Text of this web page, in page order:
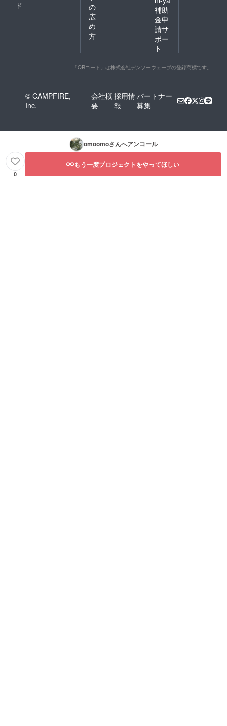
ド
の
広
め
方
補助
金申
請サ
ポー
ト
「QRコード」は株式会社デンソーウェーブの登録商標です。
© CAMPFIRE,
Inc.
会社概
要
採用情
報
パートナー
募集
omoomoさんへアンコール
0
もう一度プロジェクトをやってほしい